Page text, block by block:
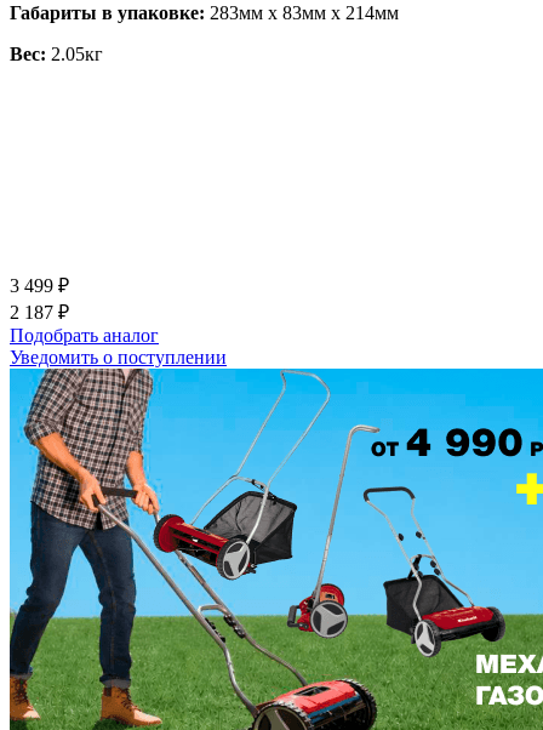
Габариты в упаковке: 283мм x 83мм x 214мм
Вес: 2.05кг
3 499 ₽
2 187 ₽
Подобрать аналог
Уведомить о поступлении